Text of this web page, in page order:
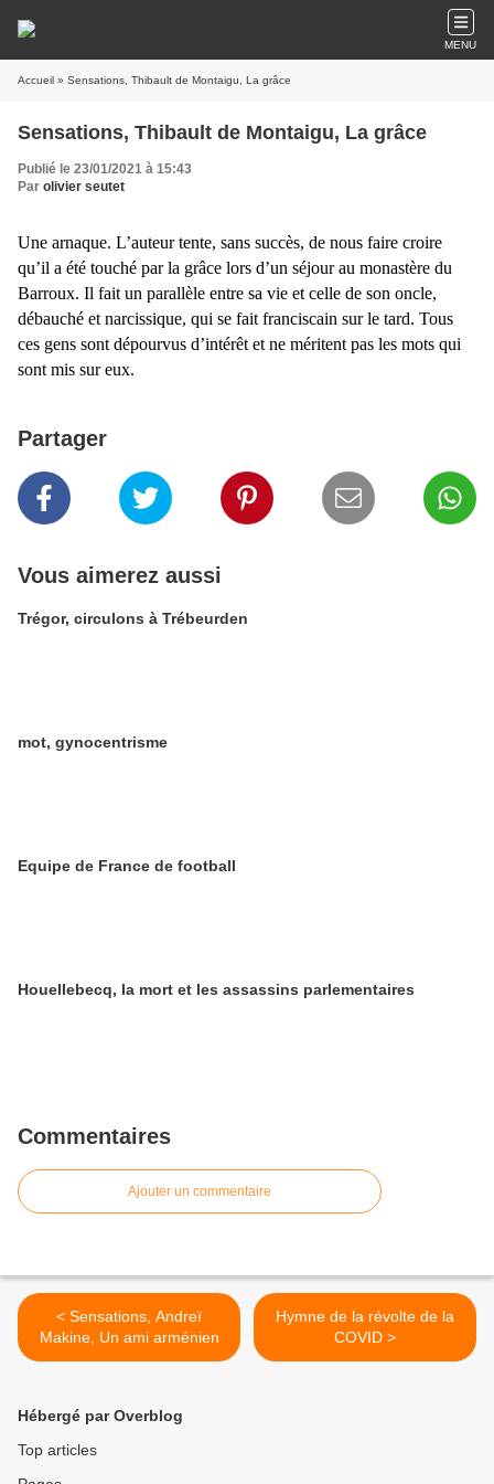
MENU
Accueil » Sensations, Thibault de Montaigu, La grâce
Sensations, Thibault de Montaigu, La grâce
Publié le 23/01/2021 à 15:43
Par olivier seutet
Une arnaque. L’auteur tente, sans succès, de nous faire croire
qu’il a été touché par la grâce lors d’un séjour au monastère du
Barroux. Il fait un parallèle entre sa vie et celle de son oncle,
débauché et narcissique, qui se fait franciscain sur le tard. Tous
ces gens sont dépourvus d’intérêt et ne méritent pas les mots qui
sont mis sur eux.
Partager
Vous aimerez aussi
Trégor, circulons à Trébeurden
mot, gynocentrisme
Equipe de France de football
Houellebecq, la mort et les assassins parlementaires
Commentaires
Ajouter un commentaire
< Sensations, Andreï
Makine, Un ami arménien
Hymne de la révolte de la
COVID >
Hébergé par Overblog
Top articles